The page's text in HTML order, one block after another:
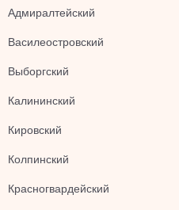
Адмиралтейский
Василеостровский
Выборгский
Калининский
Кировский
Колпинский
Красногвардейский